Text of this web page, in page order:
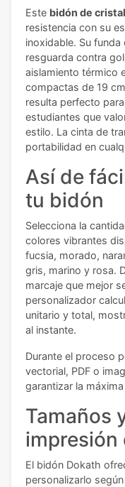
Este bidón de
resistencia con su
inoxidable. Su
resguarda contra
aislamiento térmico
compactas de 19
resulta perfecto
estudiantes que
estilo. La cinta de
portabilidad en
Así de
tu bidón
Selecciona la
colores vibrantes
fucsia, morado,
gris, marino y rosa.
marcaje que mejor
personalizador
unitario y total,
al instante.
Durante el proceso
vectorial, PDF o
garantizar la
Tamaños
impresión
El bidón Dokath
personalizarlo